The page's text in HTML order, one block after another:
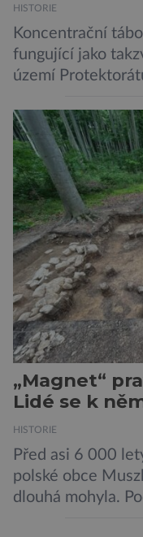
HISTORIE
Koncentrační
fungující jako
území
v Hodoníně u
nedávno
1400 Romů a
internováni, v
čekal transport
„Magnet“
Lidé se k
HISTORIE
Před asi 6 000
polské obce
dlouhá mohyla.